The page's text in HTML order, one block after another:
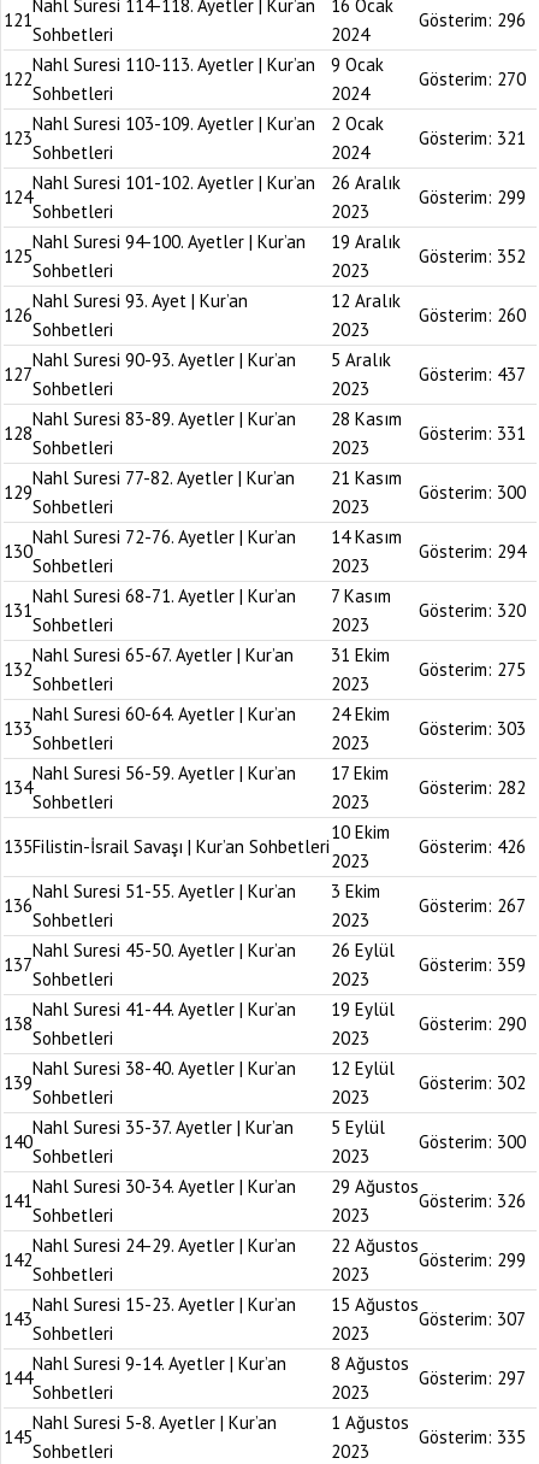
121
Nahl Suresi 114-118. Ayetler | Kur’an
Sohbetleri
16 Ocak
2024
Gösterim: 296
122
Nahl Suresi 110-113. Ayetler | Kur’an
Sohbetleri
9 Ocak
2024
Gösterim: 270
123
Nahl Suresi 103-109. Ayetler | Kur’an
Sohbetleri
2 Ocak
2024
Gösterim: 321
124
Nahl Suresi 101-102. Ayetler | Kur’an
Sohbetleri
26 Aralık
2023
Gösterim: 299
125
Nahl Suresi 94-100. Ayetler | Kur’an
Sohbetleri
19 Aralık
2023
Gösterim: 352
126
Nahl Suresi 93. Ayet | Kur’an
Sohbetleri
12 Aralık
2023
Gösterim: 260
127
Nahl Suresi 90-93. Ayetler | Kur’an
Sohbetleri
5 Aralık
2023
Gösterim: 437
128
Nahl Suresi 83-89. Ayetler | Kur’an
Sohbetleri
28 Kasım
2023
Gösterim: 331
129
Nahl Suresi 77-82. Ayetler | Kur’an
Sohbetleri
21 Kasım
2023
Gösterim: 300
130
Nahl Suresi 72-76. Ayetler | Kur’an
Sohbetleri
14 Kasım
2023
Gösterim: 294
131
Nahl Suresi 68-71. Ayetler | Kur’an
Sohbetleri
7 Kasım
2023
Gösterim: 320
132
Nahl Suresi 65-67. Ayetler | Kur’an
Sohbetleri
31 Ekim
2023
Gösterim: 275
133
Nahl Suresi 60-64. Ayetler | Kur’an
Sohbetleri
24 Ekim
2023
Gösterim: 303
134
Nahl Suresi 56-59. Ayetler | Kur’an
Sohbetleri
17 Ekim
2023
Gösterim: 282
135Filistin-İsrail Savaşı | Kur’an Sohbetleri
10 Ekim
2023
Gösterim: 426
136
Nahl Suresi 51-55. Ayetler | Kur’an
Sohbetleri
3 Ekim
2023
Gösterim: 267
137
Nahl Suresi 45-50. Ayetler | Kur’an
Sohbetleri
26 Eylül
2023
Gösterim: 359
138
Nahl Suresi 41-44. Ayetler | Kur’an
Sohbetleri
19 Eylül
2023
Gösterim: 290
139
Nahl Suresi 38-40. Ayetler | Kur’an
Sohbetleri
12 Eylül
2023
Gösterim: 302
140
Nahl Suresi 35-37. Ayetler | Kur’an
Sohbetleri
5 Eylül
2023
Gösterim: 300
141
Nahl Suresi 30-34. Ayetler | Kur’an
Sohbetleri
29 Ağustos
2023
Gösterim: 326
142
Nahl Suresi 24-29. Ayetler | Kur’an
Sohbetleri
22 Ağustos
2023
Gösterim: 299
143
Nahl Suresi 15-23. Ayetler | Kur’an
Sohbetleri
15 Ağustos
2023
Gösterim: 307
144
Nahl Suresi 9-14. Ayetler | Kur’an
Sohbetleri
8 Ağustos
2023
Gösterim: 297
145
Nahl Suresi 5-8. Ayetler | Kur’an
Sohbetleri
1 Ağustos
2023
Gösterim: 335